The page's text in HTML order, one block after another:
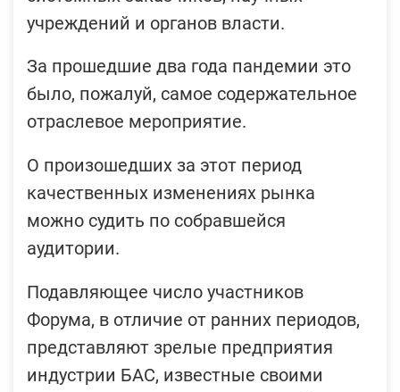
учреждений и органов власти.
За прошедшие два года пандемии это
было, пожалуй, самое содержательное
отраслевое мероприятие.
О произошедших за этот период
качественных изменениях рынка
можно судить по собравшейся
аудитории.
Подавляющее число участников
Форума, в отличие от ранних периодов,
представляют зрелые предприятия
индустрии БАС, известные своими